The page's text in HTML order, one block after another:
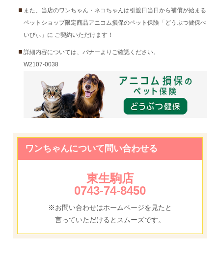
また、当店のワンちゃん・ネコちゃんは引渡日当日から補償が始まる
ペットショップ限定商品アニコム損保のペット保険「どうぶつ健保べ
いびぃ」に ご契約いただけます！
詳細内容については、バナーよりご確認ください。
W2107-0038
ワンちゃんについて問い合わせる
東生駒店
0743-74-8450
※お問い合わせはホームページを見たと
言っていただけるとスムーズです。